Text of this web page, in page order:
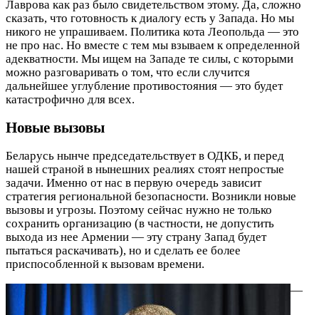
Лаврова как раз было свидетельством этому. Да, сложно
сказать, что готовность к диалогу есть у Запада. Но мы
никого не упрашиваем. Политика кота Леопольда — это
не про нас. Но вместе с тем мы взываем к определенной
адекватности. Мы ищем на Западе те силы, с которыми
можно разговаривать о том, что если случится
дальнейшее углубление противостояния — это будет
катастрофично для всех.
Новые вызовы
Беларусь нынче председательствует в ОДКБ, и перед
нашей страной в нынешних реалиях стоят непростые
задачи. Именно от нас в первую очередь зависит
стратегия региональной безопасности. Возникли новые
вызовы и угрозы. Поэтому сейчас нужно не только
сохранить организацию (в частности, не допустить
выхода из нее Армении — эту страну Запад будет
пытаться раскачивать), но и сделать ее более
приспособленной к вызовам времени.
—